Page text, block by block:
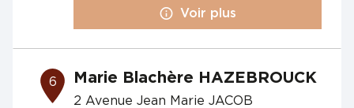
Voir plus
6 Marie Blachère HAZEBROUCK
2 Avenue Jean Marie JACOB